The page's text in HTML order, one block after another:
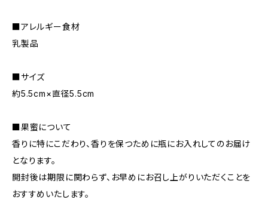
■アレルギー食材
乳製品
■サイズ
約5.5cm×直径5.5cm
■果蜜について
香りに特にこだわり、香りを保つために瓶にお入れしてのお届け
となります。
開封後は期限に関わらず、お早めにお召し上がりいただくことを
おすすめいたします。